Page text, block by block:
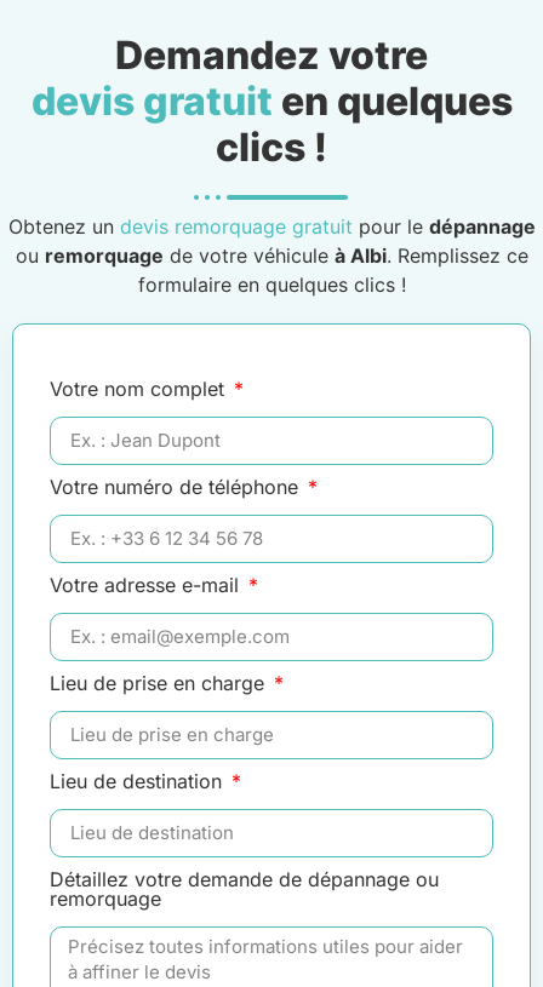
Demandez votre
devis gratuit en quelques
clics !
Obtenez un devis remorquage gratuit pour le dépannage
ou remorquage de votre véhicule à Albi. Remplissez ce
formulaire en quelques clics !
Votre nom complet
Votre numéro de téléphone
Votre adresse e-mail
Lieu de prise en charge
Lieu de destination
Détaillez votre demande de dépannage ou
remorquage